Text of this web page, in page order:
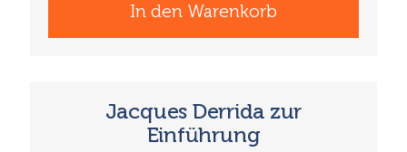
In den Warenkorb
Jacques Derrida zur
Einführung